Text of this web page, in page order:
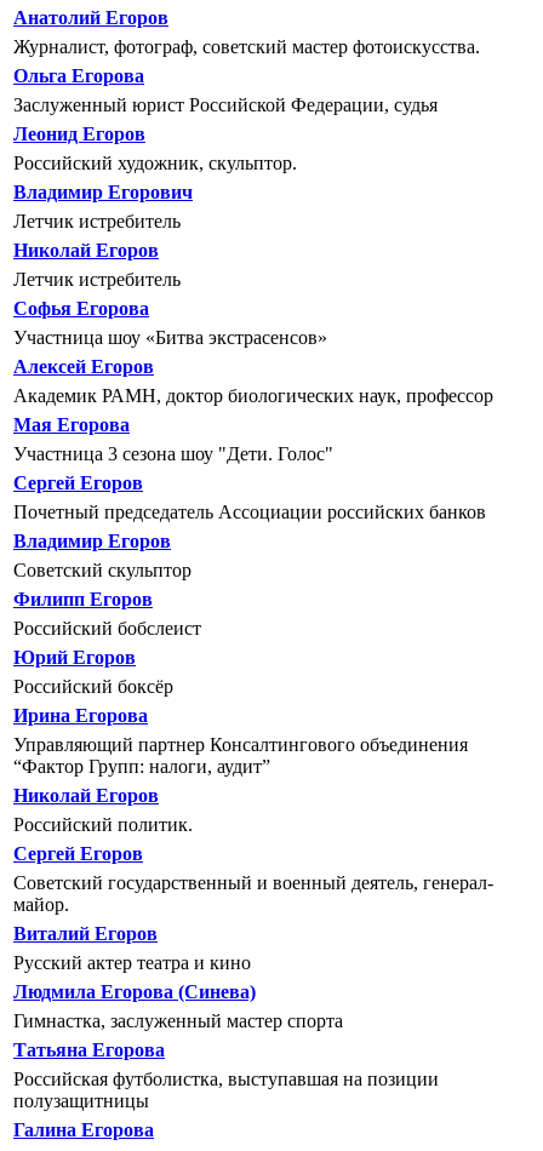
Анатолий Егоров
Журналист, фотограф, советский мастер фотоискусства.
Ольга Егорова
Заслуженный юрист Российской Федерации, судья
Леонид Егоров
Российский художник, скульптор.
Владимир Егорович
Летчик истребитель
Николай Егоров
Летчик истребитель
Софья Егорова
Участница шоу «Битва экстрасенсов»
Алексей Егоров
Академик РАМН, доктор биологических наук, профессор
Мая Егорова
Участница 3 сезона шоу "Дети. Голос"
Сергей Егоров
Почетный председатель Ассоциации российских банков
Владимир Егоров
Советский скульптор
Филипп Егоров
Российский бобслеист
Юрий Егоров
Российский боксёр
Ирина Егорова
Управляющий партнер Консалтингового объединения
“Фактор Групп: налоги, аудит”
Николай Егоров
Российский политик.
Сергей Егоров
Советский государственный и военный деятель, генерал-
майор.
Виталий Егоров
Русский актер театра и кино
Людмила Егорова (Синева)
Гимнастка, заслуженный мастер спорта
Татьяна Егорова
Российская футболистка, выступавшая на позиции
полузащитницы
Галина Егорова